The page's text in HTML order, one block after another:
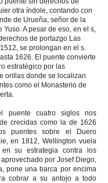
otra índole, contando con
de Urueña, señor de la
A pesar de eso, en el s,
de portazgo Las
se prolongan en el s.
1626. El puente convierte
estratégico por las
orillas donde se localizan
como el Monasterio de
puente cuatro siglos nos
crecidas como la de 1626
puentes sobre el Duero
en 1812, Wellington vuela
su estrategia contra los
por Josef Diego,
pone una barca por encima
cobrar a su antojo a todo